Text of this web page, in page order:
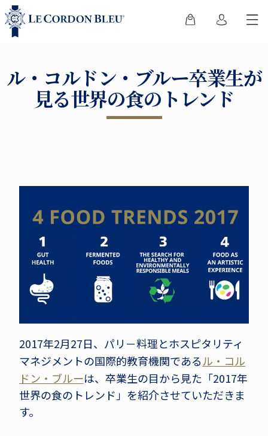
ル・コルドン・ブルー卒業生が
見る世界の食のトレンド
2017年2月27日、パリ－料理とホスピタリティ
マネジメントの国際的教育機関であるル・コル
ドン・ブルーは、卒業生の目から見た「2017年
世界の食のトレンド」を紹介させていただきま
す。